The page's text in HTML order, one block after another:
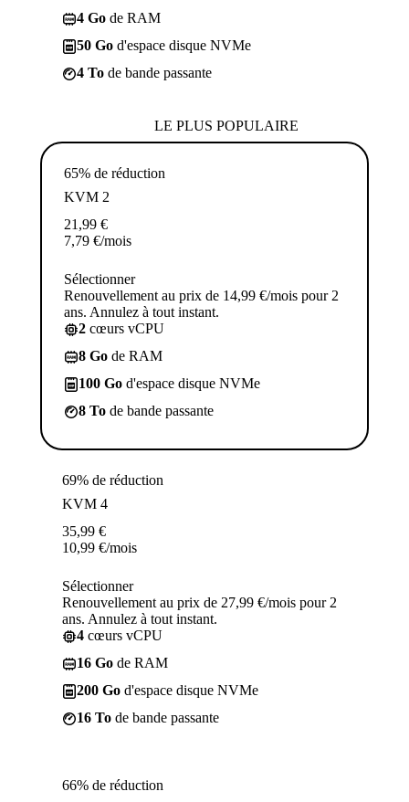
4 Go de RAM
50 Go d'espace disque NVMe
4 To de bande passante
LE PLUS POPULAIRE
65% de réduction
KVM 2
21,99 €
7,79 €/mois
Sélectionner
Renouvellement au prix de 14,99 €/mois pour 2
ans. Annulez à tout instant.
2 cœurs vCPU
8 Go de RAM
100 Go d'espace disque NVMe
8 To de bande passante
69% de réduction
KVM 4
35,99 €
10,99 €/mois
Sélectionner
Renouvellement au prix de 27,99 €/mois pour 2
ans. Annulez à tout instant.
4 cœurs vCPU
16 Go de RAM
200 Go d'espace disque NVMe
16 To de bande passante
66% de réduction